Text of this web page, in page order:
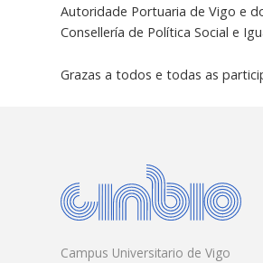
Autoridade Portuaria de Vigo e
Consellería de Política Social e
Grazas a todos e todas as
Campus Universitario de Vigo